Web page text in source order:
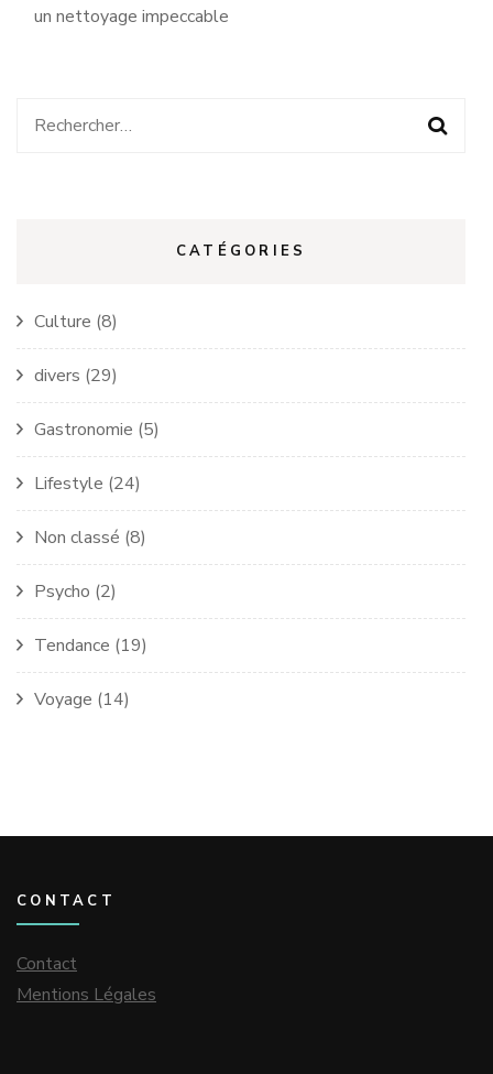
un nettoyage impeccable
Rechercher :
CATÉGORIES
Culture (8)
divers (29)
Gastronomie (5)
Lifestyle (24)
Non classé (8)
Psycho (2)
Tendance (19)
Voyage (14)
CONTACT
Contact
Mentions Légales